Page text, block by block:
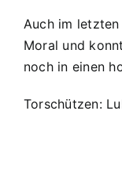
Auch im
Moral und
noch in einen
Torschützen: